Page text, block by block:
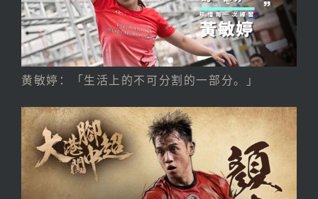
黄敏婷：「生活上的不可分割的一部分。」